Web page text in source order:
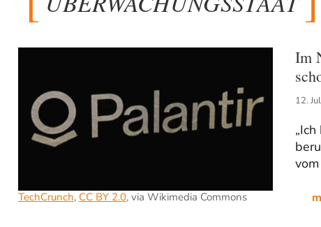
TechCrunch, CC BY 2.0, via Wikimedia Commons
Im
12.